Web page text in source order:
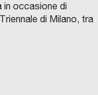
in occasione di
di Milano, tra